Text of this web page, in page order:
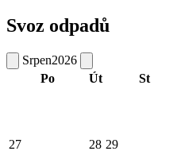
Svoz odpadů
Srpen2026
Po
Út St
27 28 29